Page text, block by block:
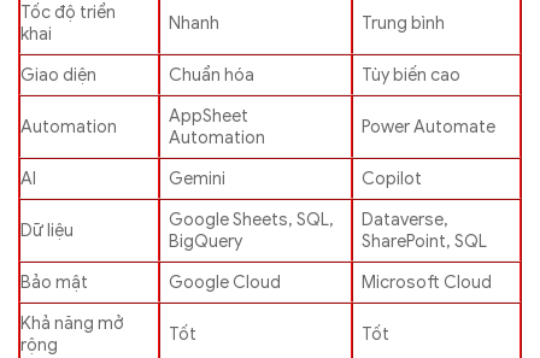
Tốc độ triển
khai
Nhanh Trung bình
Giao diện Chuẩn hóa Tùy biến cao
Automation
AppSheet
Automation
Power Automate
AI Gemini Copilot
Dữ liệu
Google Sheets, SQL,
BigQuery
Dataverse,
SharePoint, SQL
Bảo mật
Google Cloud
Microsoft Cloud
Khả năng mở
rộng
Tốt Tốt